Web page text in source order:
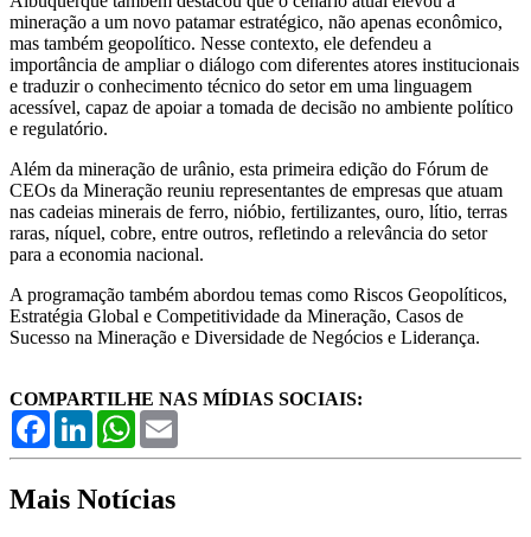
mineração a um novo patamar estratégico, não apenas econômico,
mas também geopolítico. Nesse contexto, ele defendeu a
importância de ampliar o diálogo com diferentes atores institucionais
e traduzir o conhecimento técnico do setor em uma linguagem
acessível, capaz de apoiar a tomada de decisão no ambiente político
e regulatório.
Além da mineração de urânio, esta primeira edição do Fórum de
CEOs da Mineração reuniu representantes de empresas que atuam
nas cadeias minerais de ferro, nióbio, fertilizantes, ouro, lítio, terras
raras, níquel, cobre, entre outros, refletindo a relevância do setor
para a economia nacional.
A programação também abordou temas como Riscos Geopolíticos,
Estratégia Global e Competitividade da Mineração, Casos de
Sucesso na Mineração e Diversidade de Negócios e Liderança.
COMPARTILHE NAS MÍDIAS SOCIAIS:
FacebookLinkedInWhatsApp
Mais Notícias